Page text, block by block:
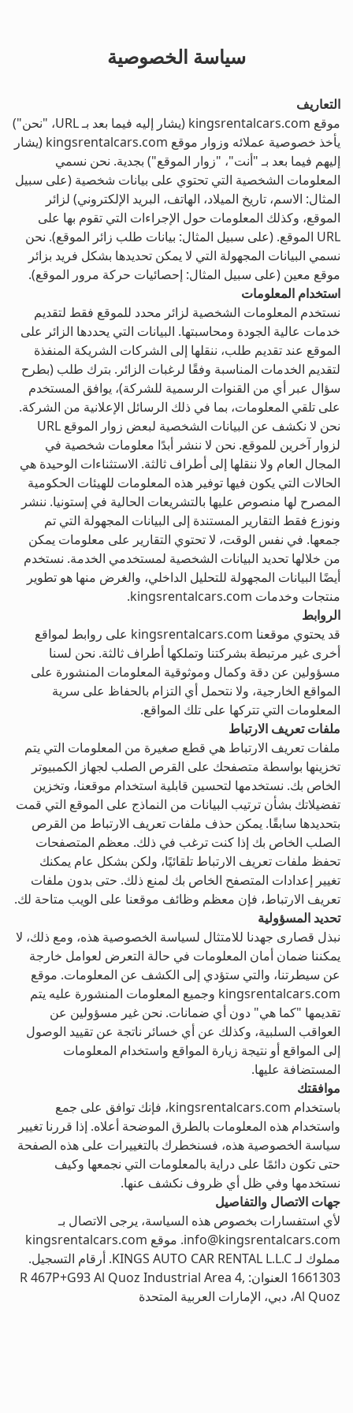
سياسة الخصوصية
التعاريف
موقع kingsrentalcars.com (يشار إليه فيما بعد بـ URL، "نحن")
يأخذ خصوصية عملائه وزوار موقع kingsrentalcars.com (يشار
إليهم فيما بعد بـ "أنت"، "زوار الموقع") بجدية. نحن نسمي
المعلومات الشخصية التي تحتوي على بيانات شخصية (على سبيل
المثال: الاسم، تاريخ الميلاد، الهاتف، البريد الإلكتروني) لزائر
الموقع، وكذلك المعلومات حول الإجراءات التي تقوم بها على
URL الموقع. (على سبيل المثال: بيانات طلب زائر الموقع). نحن
نسمي البيانات المجهولة التي لا يمكن تحديدها بشكل فريد بزائر
موقع معين (على سبيل المثال: إحصائيات حركة مرور الموقع).
استخدام المعلومات
نستخدم المعلومات الشخصية لزائر محدد للموقع فقط لتقديم
خدمات عالية الجودة ومحاسبتها. البيانات التي يحددها الزائر على
الموقع عند تقديم طلب، ننقلها إلى الشركات الشريكة المنفذة
لتقديم الخدمات المناسبة وفقًا لرغبات الزائر. بترك طلب (بطرح
سؤال عبر أي من القنوات الرسمية للشركة)، يوافق المستخدم
على تلقي المعلومات، بما في ذلك الرسائل الإعلانية من الشركة.
نحن لا نكشف عن البيانات الشخصية لبعض زوار الموقع URL
لزوار آخرين للموقع. نحن لا ننشر أبدًا معلومات شخصية في
المجال العام ولا ننقلها إلى أطراف ثالثة. الاستثناءات الوحيدة هي
الحالات التي يكون فيها توفير هذه المعلومات للهيئات الحكومية
المصرح لها منصوص عليها بالتشريعات الحالية في إستونيا. ننشر
ونوزع فقط التقارير المستندة إلى البيانات المجهولة التي تم
جمعها. في نفس الوقت، لا تحتوي التقارير على معلومات يمكن
من خلالها تحديد البيانات الشخصية لمستخدمي الخدمة. نستخدم
أيضًا البيانات المجهولة للتحليل الداخلي، والغرض منها هو تطوير
منتجات وخدمات kingsrentalcars.com.
الروابط
قد يحتوي موقعنا kingsrentalcars.com على روابط لمواقع
أخرى غير مرتبطة بشركتنا وتملكها أطراف ثالثة. نحن لسنا
مسؤولين عن دقة وكمال وموثوقية المعلومات المنشورة على
المواقع الخارجية، ولا نتحمل أي التزام بالحفاظ على سرية
المعلومات التي تتركها على تلك المواقع.
ملفات تعريف الارتباط
ملفات تعريف الارتباط هي قطع صغيرة من المعلومات التي يتم
تخزينها بواسطة متصفحك على القرص الصلب لجهاز الكمبيوتر
الخاص بك. نستخدمها لتحسين قابلية استخدام موقعنا، وتخزين
تفضيلاتك بشأن ترتيب البيانات من النماذج على الموقع التي قمت
بتحديدها سابقًا. يمكن حذف ملفات تعريف الارتباط من القرص
الصلب الخاص بك إذا كنت ترغب في ذلك. معظم المتصفحات
تحفظ ملفات تعريف الارتباط تلقائيًا، ولكن بشكل عام يمكنك
تغيير إعدادات المتصفح الخاص بك لمنع ذلك. حتى بدون ملفات
تعريف الارتباط، فإن معظم وظائف موقعنا على الويب متاحة لك.
تحديد المسؤولية
نبذل قصارى جهدنا للامتثال لسياسة الخصوصية هذه، ومع ذلك، لا
يمكننا ضمان أمان المعلومات في حالة التعرض لعوامل خارجة
عن سيطرتنا، والتي ستؤدي إلى الكشف عن المعلومات. موقع
kingsrentalcars.com وجميع المعلومات المنشورة عليه يتم
تقديمها "كما هي" دون أي ضمانات. نحن غير مسؤولين عن
العواقب السلبية، وكذلك عن أي خسائر ناتجة عن تقييد الوصول
إلى المواقع أو نتيجة زيارة المواقع واستخدام المعلومات
المستضافة عليها.
موافقتك
باستخدام kingsrentalcars.com، فإنك توافق على جمع
واستخدام هذه المعلومات بالطرق الموضحة أعلاه. إذا قررنا تغيير
سياسة الخصوصية هذه، فسنخطرك بالتغييرات على هذه الصفحة
حتى تكون دائمًا على دراية بالمعلومات التي نجمعها وكيف
نستخدمها وفي ظل أي ظروف نكشف عنها.
جهات الاتصال والتفاصيل
لأي استفسارات بخصوص هذه السياسة، يرجى الاتصال بـ
info@kingsrentalcars.com. موقع kingsrentalcars.com
مملوك لـ KINGS AUTO CAR RENTAL L.L.C. أرقام التسجيل.
1661303 العنوان: R 467P+G93 Al Quoz Industrial Area 4,
Al Quoz، دبي، الإمارات العربية المتحدة